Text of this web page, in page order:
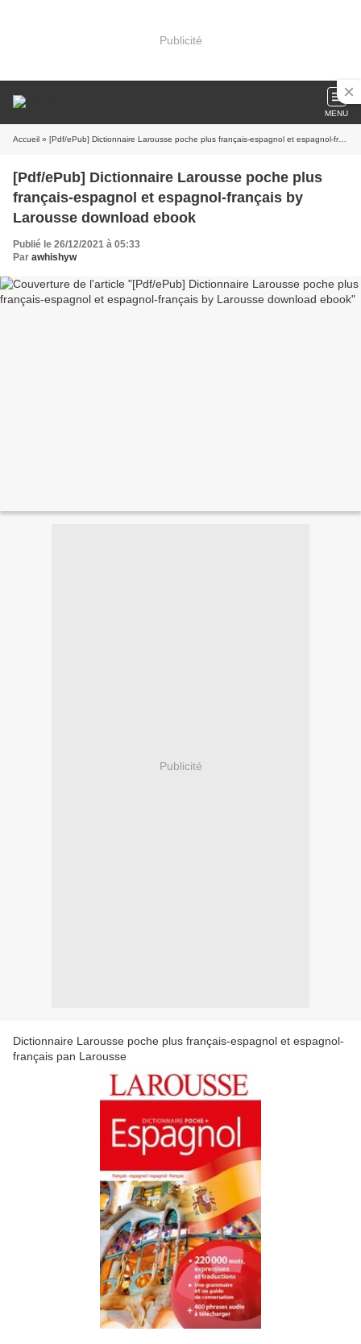
Publicité
MENU
Accueil » [Pdf/ePub] Dictionnaire Larousse poche plus français-espagnol et espagnol-français by Larousse download ebook
[Pdf/ePub] Dictionnaire Larousse poche plus
français-espagnol et espagnol-français by
Larousse download ebook
Publié le 26/12/2021 à 05:33
Par awhishyw
Publicité
Dictionnaire Larousse poche plus français-espagnol et espagnol-
français pan Larousse